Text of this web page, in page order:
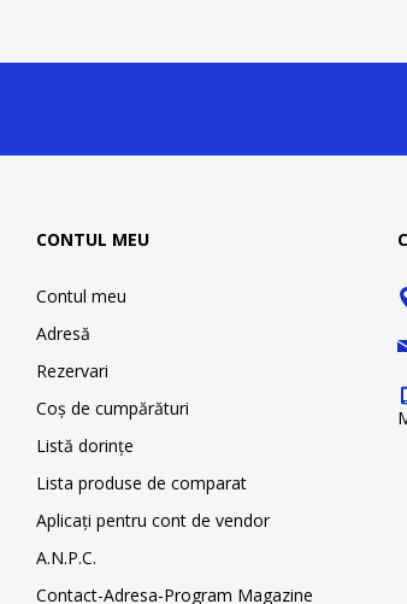
CONTUL MEU
Contul meu
Adresă
Rezervari
Coş de cumpărături
Listă dorințe
Lista produse de comparat
Aplicați pentru cont de vendor
A.N.P.C.
Contact-Adresa-Program Magazine